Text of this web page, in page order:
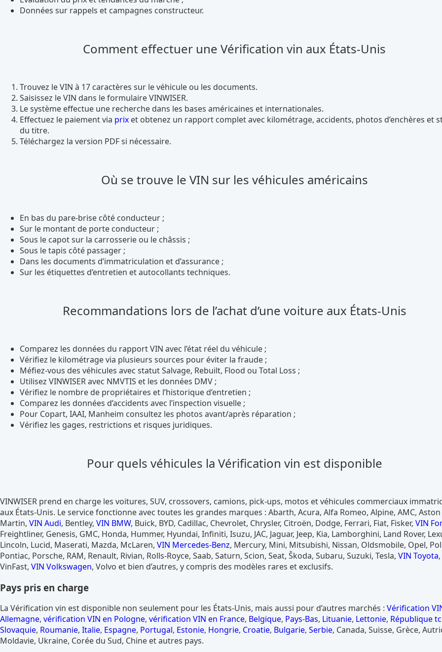
Données sur rappels et campagnes constructeur.
Comment effectuer une Vérification vin aux États-Unis
Trouvez le VIN à 17 caractères sur le véhicule ou les documents.
Saisissez le VIN dans le formulaire VINWISER.
Le système effectue une recherche dans les bases américaines et internationales.
Effectuez le paiement via prix et obtenez un rapport complet avec kilométrage, accidents, photos d’enchères et
du titre.
Téléchargez la version PDF si nécessaire.
Où se trouve le VIN sur les véhicules américains
En bas du pare-brise côté conducteur ;
Sur le montant de porte conducteur ;
Sous le capot sur la carrosserie ou le châssis ;
Sous le tapis côté passager ;
Dans les documents d’immatriculation et d’assurance ;
Sur les étiquettes d’entretien et autocollants techniques.
Recommandations lors de l’achat d’une voiture aux États-Unis
Comparez les données du rapport VIN avec l’état réel du véhicule ;
Vérifiez le kilométrage via plusieurs sources pour éviter la fraude ;
Méfiez-vous des véhicules avec statut Salvage, Rebuilt, Flood ou Total Loss ;
Utilisez VINWISER avec NMVTIS et les données DMV ;
Vérifiez le nombre de propriétaires et l’historique d’entretien ;
Comparez les données d’accidents avec l’inspection visuelle ;
Pour Copart, IAAI, Manheim consultez les photos avant/après réparation ;
Vérifiez les gages, restrictions et risques juridiques.
Pour quels véhicules la Vérification vin est disponible
VINWISER prend en charge les voitures, SUV, crossovers, camions, pick-ups, motos et véhicules commerciaux
aux États-Unis. Le service fonctionne avec toutes les grandes marques : Abarth, Acura, Alfa Romeo, Alpine, AMC, Aston
Martin, VIN Audi, Bentley, VIN BMW, Buick, BYD, Cadillac, Chevrolet, Chrysler, Citroën, Dodge, Ferrari, Fiat, Fisker, VIN
Freightliner, Genesis, GMC, Honda, Hummer, Hyundai, Infiniti, Isuzu, JAC, Jaguar, Jeep, Kia, Lamborghini, Land Rover,
Lincoln, Lucid, Maserati, Mazda, McLaren, VIN Mercedes-Benz, Mercury, Mini, Mitsubishi, Nissan, Oldsmobile, Opel,
Pontiac, Porsche, RAM, Renault, Rivian, Rolls-Royce, Saab, Saturn, Scion, Seat, Škoda, Subaru, Suzuki, Tesla, VIN Toyota,
VinFast, VIN Volkswagen, Volvo et bien d’autres, y compris des modèles rares et exclusifs.
Pays pris en charge
La Vérification vin est disponible non seulement pour les États-Unis, mais aussi pour d’autres marchés : Vérification
Allemagne, vérification VIN en Pologne, vérification VIN en France, Belgique, Pays-Bas, Lituanie, Lettonie, République
Slovaquie, Roumanie, Italie, Espagne, Portugal, Estonie, Hongrie, Croatie, Bulgarie, Serbie, Canada, Suisse, Grèce,
Moldavie, Ukraine, Corée du Sud, Chine et autres pays.